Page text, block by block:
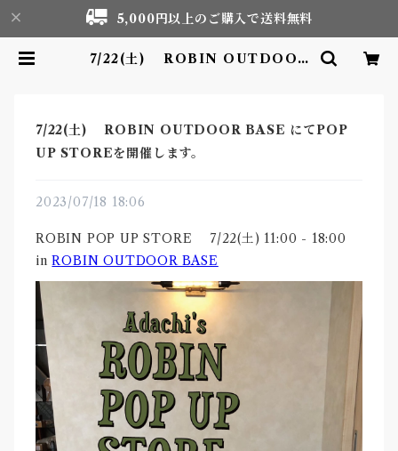
5,000円以上のご購入で送料無料
7/22(土) ROBIN OUTDOOR
7/22(土) ROBIN OUTDOOR BASE にてPOP
UP STOREを開催します。
2023/07/18 18:06
ROBIN POP UP STORE 7/22(土) 11:00 - 18:00
inROBIN OUTDOOR BASE